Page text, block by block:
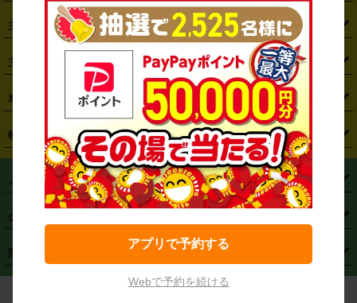
・東京都 ・神奈川県 ・埼玉県 ・千葉県 ・
・ 栃木県 ・群馬県 ・山梨県 ・愛知県 ・静岡県 ・岐阜県
・ 新潟県 富山県 ・石川県 ・福井県 ・大阪府
京都府 滋賀県 ・和歌山県 ・ 奈良県 ・三重県
・島根県 ・岡山県 ・広島県 ・山口県 ・徳島県
香川県 ・愛媛県 ・高知県 ・福岡県 ・佐賀県 ・長崎県
熊本県 ・大分県 ・宮崎県 ・鹿児島県 ・沖縄県
・ 札幌駅 ・仙台駅 ・新宿駅 ・池袋駅 ・渋谷駅 東京駅
・川崎駅 ・大宮駅 ・西船橋駅 ・柏駅 ・名古屋駅
・ 難波駅 三宮駅 ・京都駅 ・ 広島駅 ・博多駅
・ 那覇空港駅
主要空港から探す
・ 新千歳空港 仙台空港
・ 羽田空港
・ 中部国際空港セントレア 関西国際空港
・ 大阪国際空港（伊丹空港） ・神戸空港
・ 岡山空港 ・徳島空港
・ 福岡空港 ・鹿児島空港
・
主要都市から探す
・仙台市
・さいたま市
・ 横浜市 ・川崎市
相模原市 ・新潟市
静岡市 ・浜松市
・ 名古屋市 ・京都市
・ 堺市
・ ・岡山市
車種から探す
・コンパクトカー ・ステーションワゴン・セダン
ミニバン・ワンボックス ・ 高級ミニバン・ワンボックス
・ 軽トラック・商用バン
トラック・バン (タウンエースバン、ライトエースバン等)
(ハイエースバン・キャラバン等)
特徴から探す
ハイブリッド ・宅配レンタカー ・ETCカードレンタル
・ 長期レンタル ・ 深夜時間帯レンタル ・免責補償プラス
・
国際運転免許証 ・営業時間外返却サービス
メニュー
トップページ ・はじめての方へ ・ご利用案内
予約から返却まで
・店舗を探す
企業情報
ニュース ・フランチャイズ募集
関連サービス
カーリースなら「定額ニコノリパック」
アプリで予約する
Webで予約を続ける